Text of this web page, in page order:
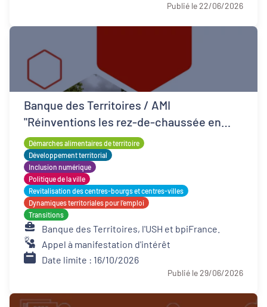
Publié le 22/06/2026
Banque des Territoires / AMI
"Réinventions les rez-de-chaussée en
QPV"
Démarches alimentaires de territoire
Développement territorial
Inclusion numérique
Politique de la ville
Revitalisation des centres-bourgs et centres-villes
Dynamiques territoriales pour l’emploi
Transitions
Banque des Territoires, l'USH et bpiFrance.
Appel à manifestation d'intérêt
Date limite : 16/10/2026
Publié le 29/06/2026